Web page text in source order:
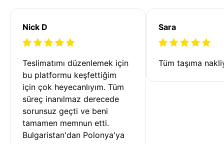
Nick D
Teslimatımı düzenlemek için
bu platformu keşfettiğim
için çok heyecanlıyım. Tüm
süreç inanılmaz derecede
sorunsuz geçti ve beni
tamamen memnun etti.
Bulgaristan'dan Polonya'ya
Sara
Tüm taşıma